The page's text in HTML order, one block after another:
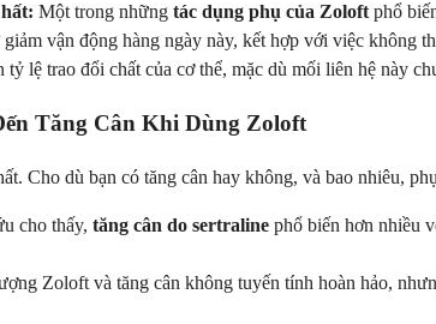
Một trong những tác dụng phụ của Zoloft phổ
vận động hàng ngày này, kết hợp với việc
lệ trao đổi chất của cơ thể, mặc dù mối liên hệ này
Tăng Cân Khi Dùng Zoloft
Cho dù bạn có tăng cân hay không, và bao nhiêu,
cho thấy, tăng cân do sertraline phổ biến hơn nhiều
Zoloft và tăng cân không tuyến tính hoàn hảo,